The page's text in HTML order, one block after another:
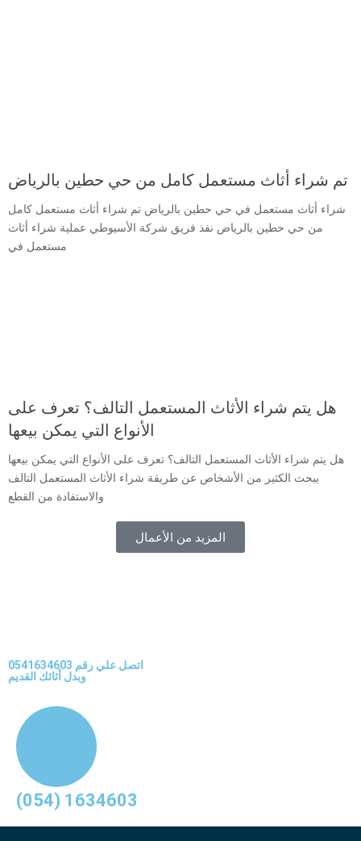
تم شراء أثاث مستعمل كامل من حي حطين بالرياض
شراء أثاث مستعمل في حي حطين بالرياض تم شراء أثاث مستعمل كامل
من حي حطين بالرياض نفذ فريق شركة الأسيوطي عملية شراء أثاث
مستعمل في
هل يتم شراء الأثاث المستعمل التالف؟ تعرف على
الأنواع التي يمكن بيعها
هل يتم شراء الأثاث المستعمل التالف؟ تعرف على الأنواع التي يمكن بيعها
يبحث الكثير من الأشخاص عن طريقة شراء الأثاث المستعمل التالف
والاستفادة من القطع
المزيد من الأعمال
اتصل علي رقم 0541634603
وبدل أثاثك القديم
(054) 1634603